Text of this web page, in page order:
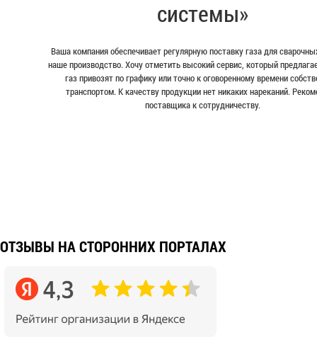
системы»
Ваша компания обеспечивает регулярную поставку газа для
наше производство. Хочу отметить высокий сервис, который
газ привозят по графику или точно к оговоренному времени
транспортом. К качеству продукции нет никаких нареканий.
поставщика к сотрудничеству.
ОТЗЫВЫ НА СТОРОННИХ ПОРТАЛАХ